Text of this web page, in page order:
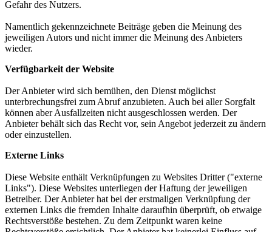
Gefahr des Nutzers.
Namentlich gekennzeichnete Beiträge geben die Meinung des
jeweiligen Autors und nicht immer die Meinung des Anbieters
wieder.
Verfügbarkeit der Website
Der Anbieter wird sich bemühen, den Dienst möglichst
unterbrechungsfrei zum Abruf anzubieten. Auch bei aller Sorgfalt
können aber Ausfallzeiten nicht ausgeschlossen werden. Der
Anbieter behält sich das Recht vor, sein Angebot jederzeit zu ändern
oder einzustellen.
Externe Links
Diese Website enthält Verknüpfungen zu Websites Dritter ("externe
Links"). Diese Websites unterliegen der Haftung der jeweiligen
Betreiber. Der Anbieter hat bei der erstmaligen Verknüpfung der
externen Links die fremden Inhalte daraufhin überprüft, ob etwaige
Rechtsverstöße bestehen. Zu dem Zeitpunkt waren keine